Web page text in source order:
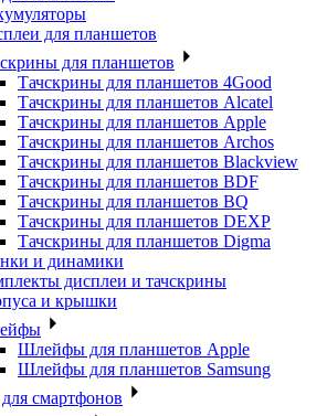
для планшетов
для планшетов
Тачскрины для планшетов 4Good
Тачскрины для планшетов Alcatel
Тачскрины для планшетов Apple
Тачскрины для планшетов Archos
Тачскрины для планшетов Blackview
Тачскрины для планшетов BDF
Тачскрины для планшетов BQ
Тачскрины для планшетов DEXP
Тачскрины для планшетов Digma
и динамики
дисплеи и тачскрины
и крышки
Шлейфы для планшетов Apple
Шлейфы для планшетов Samsung
смартфонов